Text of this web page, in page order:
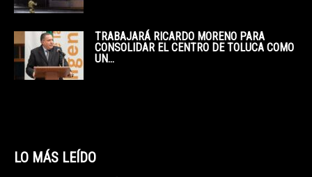
TRABAJARÁ RICARDO MORENO PARA
CONSOLIDAR EL CENTRO DE TOLUCA COMO
UN...
LO MÁS LEÍDO